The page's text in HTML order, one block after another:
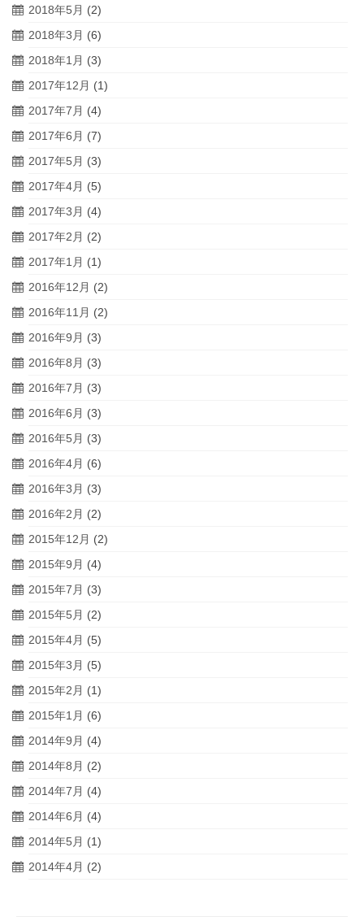
2018年5月 (2)
2018年3月 (6)
2018年1月 (3)
2017年12月 (1)
2017年7月 (4)
2017年6月 (7)
2017年5月 (3)
2017年4月 (5)
2017年3月 (4)
2017年2月 (2)
2017年1月 (1)
2016年12月 (2)
2016年11月 (2)
2016年9月 (3)
2016年8月 (3)
2016年7月 (3)
2016年6月 (3)
2016年5月 (3)
2016年4月 (6)
2016年3月 (3)
2016年2月 (2)
2015年12月 (2)
2015年9月 (4)
2015年7月 (3)
2015年5月 (2)
2015年4月 (5)
2015年3月 (5)
2015年2月 (1)
2015年1月 (6)
2014年9月 (4)
2014年8月 (2)
2014年7月 (4)
2014年6月 (4)
2014年5月 (1)
2014年4月 (2)